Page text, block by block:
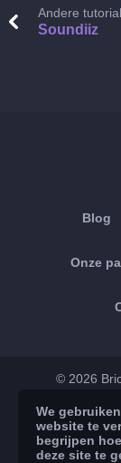
Andere
Soundiiz
Blog
Onze
© 2026
We
website te
begrijpen
deze site te